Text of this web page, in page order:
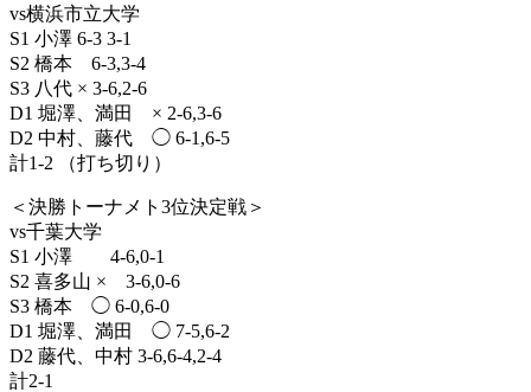
vs横浜市立大学
S1 小澤 6-3 3-1
S2 橋本 6-3,3-4
S3 八代 × 3-6,2-6
D1 堀澤、満田 × 2-6,3-6
D2 中村、藤代 ◯ 6-1,6-5
計1-2 （打ち切り）
＜決勝トーナメト3位決定戦＞
vs千葉大学
S1 小澤 4-6,0-1
S2 喜多山 × 3-6,0-6
S3 橋本 ◯ 6-0,6-0
D1 堀澤、満田 ◯ 7-5,6-2
D2 藤代、中村 3-6,6-4,2-4
計2-1